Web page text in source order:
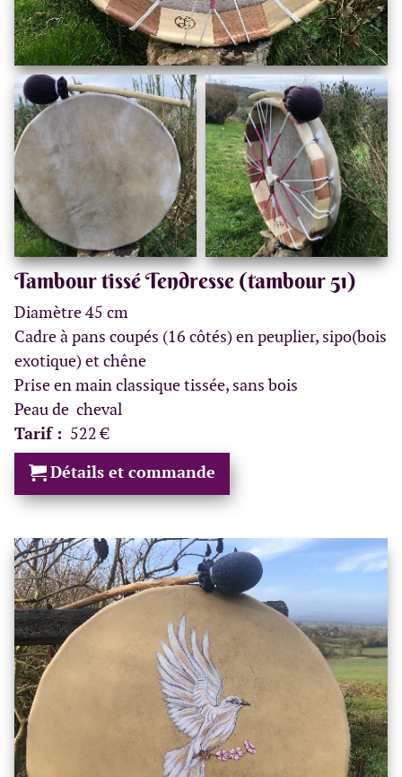
Tambour tissé Tendresse (tambour 51)
Diamètre 45 cm
Cadre à pans coupés (16 côtés) en peuplier, sipo(bois
exotique) et chêne
Prise en main classique tissée, sans bois
Peau de cheval
Tarif : 522 €
Détails et commande